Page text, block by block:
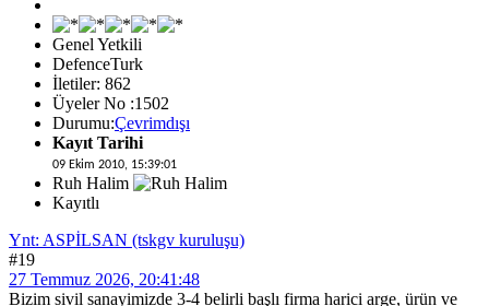
Genel Yetkili
DefenceTurk
İletiler: 862
Üyeler No :1502
Durumu:Çevrimdışı
Kayıt Tarihi
09 Ekim 2010, 15:39:01
Ruh Halim
Kayıtlı
Ynt: ASPİLSAN (tskgv kuruluşu)
#19
27 Temmuz 2026, 20:41:48
Bizim sivil sanayimizde 3-4 belirli başlı firma harici arge, ürün ve